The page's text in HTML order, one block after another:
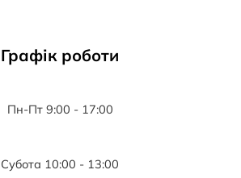
Графік роботи
Пн-Пт 9:00 - 17:00
Субота 10:00 - 13:00